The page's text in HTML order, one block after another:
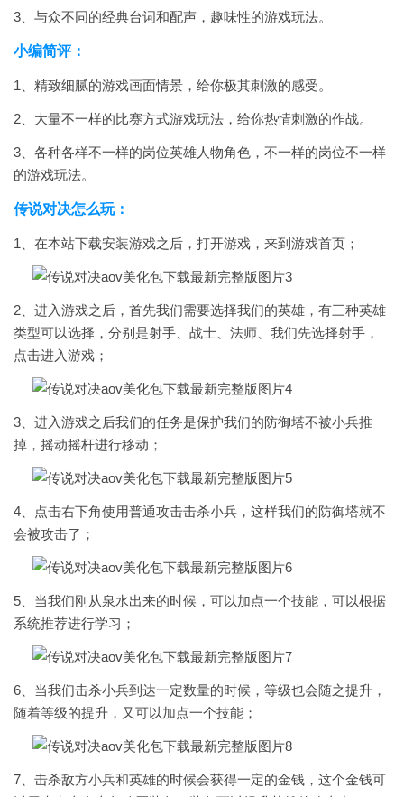
3、与众不同的经典台词和配声，趣味性的游戏玩法。
小编简评：
1、精致细腻的游戏画面情景，给你极其刺激的感受。
2、大量不一样的比赛方式游戏玩法，给你热情刺激的作战。
3、各种各样不一样的岗位英雄人物角色，不一样的岗位不一样
的游戏玩法。
传说对决怎么玩：
1、在本站下载安装游戏之后，打开游戏，来到游戏首页；
2、进入游戏之后，首先我们需要选择我们的英雄，有三种英雄
类型可以选择，分别是射手、战士、法师、我们先选择射手，
点击进入游戏；
3、进入游戏之后我们的任务是保护我们的防御塔不被小兵推
掉，摇动摇杆进行移动；
4、点击右下角使用普通攻击击杀小兵，这样我们的防御塔就不
会被攻击了；
5、当我们刚从泉水出来的时候，可以加点一个技能，可以根据
系统推荐进行学习；
6、当我们击杀小兵到达一定数量的时候，等级也会随之提升，
随着等级的提升，又可以加点一个技能；
7、击杀敌方小兵和英雄的时候会获得一定的金钱，这个金钱可